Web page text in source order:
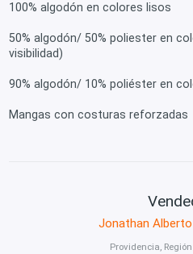
100% algodón en colores lisos
50% algodón/ 50% poliester en
visibilidad)
90% algodón/ 10% poliéster en
Mangas con costuras reforzadas
Jonathan
Providencia,